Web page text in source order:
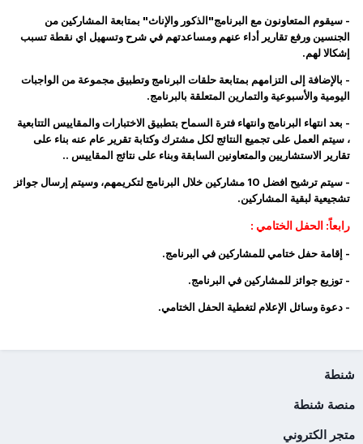
- سيقوم المتعاونون مع البرنامج"الذكور والإناث" بمتابعة المشاركين من
الجنسين ورفع تقارير أداء عنهم ومساعدتهم في شرح وتسهيل اي نقطة تسبب
إشكالا لهم.
- بالإضافة إلى التزامهم بمتابعة حلقات البرنامج وتطبيق مجموعة من الواجبات
اليومية والأسبوعية والتمارين المتعلقة بالبرنامج.
- بعد انتهاء البرنامج وانتهاء فترة السماح بتطبيق الاختبارات والمقاييس التتابعية
، سيتم العمل على تجميع النتائج لكل مشترك وكتابة تقرير عام عنه بناء على
تقارير الاستشاريين والمتعاونين السابقة وبناء على نتائج المقاييس ..
- سيتم ترشيح افضل 10 مشاركين خلال البرنامج لتكريمهم، وسيتم إرسال جوائز
تشجيعية لبقية المشاركين.
رابعاً: الحفل الختامي :
- إقامة حفل ختامي للمشاركين في البرنامج.
- توزيع جوائز للمشاركين في البرنامج.
- دعوة وسائل الإعلام لتغطية الحفل الختامي.
شنطة
منصة شنطة
متجر الكتروني